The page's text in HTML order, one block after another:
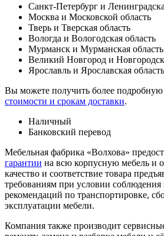
Санкт-Петербург и
Москва и Московской область
Тверь и Тверская область
Вологда и Вологодская область
Мурманск и Мурманская область
Великий Новгород и
Ярославль и Ярославская область
Вы можете получить более
стоимости и срокам доставки.
Наличный
Банковский перевод
Мебельная фабрика «Волхова»
гарантии на всю корпусную мебель и
качество и соответствие товара
требованиям при условии соблюдения
рекомендаций по транспорти­ровке,
эксплуатации мебели.
Компания также производит